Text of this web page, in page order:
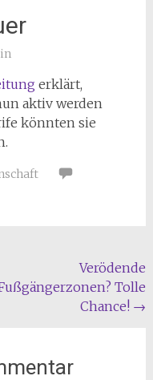
erklärt,
aktiv werden
könnten sie
Verödende
Tolle
Chance! →